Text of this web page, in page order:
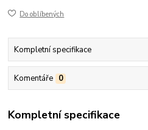
Do oblíbených
Kompletní specifikace
Komentáře 0
Kompletní specifikace